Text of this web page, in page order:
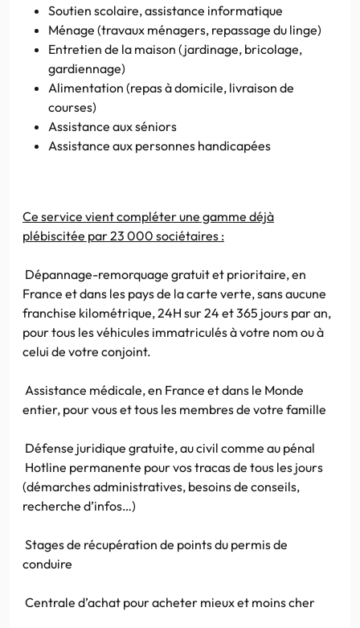
Soutien scolaire, assistance informatique
Ménage (travaux ménagers, repassage du linge)
Entretien de la maison (jardinage, bricolage,
gardiennage)
Alimentation (repas à domicile, livraison de
courses)
Assistance auxséniors
Assistance aux personnes handicapées
Ce service vient compléter une gamme déjà
plébiscitée par 23 000 sociétaires :
Dépannage-remorquage gratuit et prioritaire, en
France et dans les pays de la carte verte, sans aucune
franchise kilométrique,24H sur 24 et 365 jours par an,
pour tous les véhicules immatriculés à votre nom ou à
celui de votre conjoint.
Assistance médicale, en France et dans le Monde
entier, pour vous et tous les membres de votre famille
Défense juridique gratuite, au civil comme au pénal
Hotline permanente pour vos tracas de tous les jours
(démarches administratives, besoins de conseils,
recherche d’infos…)
Stages de récupération de points du permis de
conduire
Centrale d’achat pour acheter mieux et moins cher